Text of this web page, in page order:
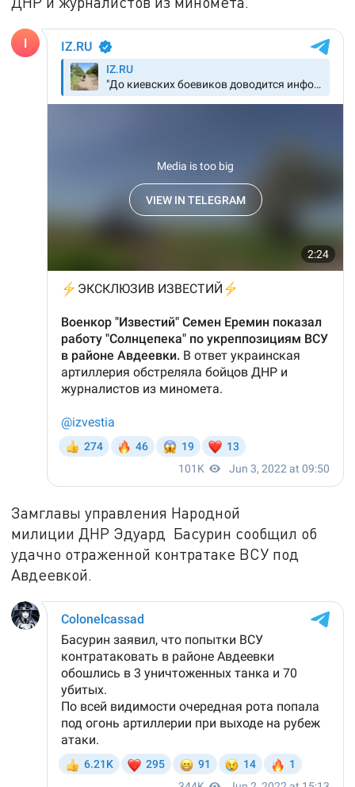
Замглавы управления Народной
милиции ДНР Эдуард Басурин сообщил об
удачно отраженной контратаке ВСУ под
Авдеевкой.